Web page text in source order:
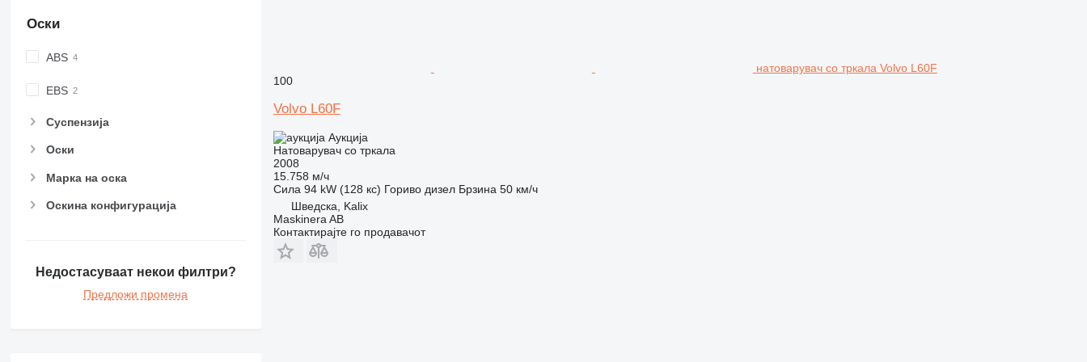
Оски
ABS
EBS
Суспензија
Оски
Марка на оска
Оскина конфигурација
Недостасуваат некои филтри?
Предложи промена
натоварувач со тркала Volvo L60F
100
Volvo L60F
Аукција
Натоварувач со тркала
2008
15.758 м/ч
Сила 94 kW (128 кс) Гориво дизел Брзина 50 км/ч
Шведска, Kalix
Maskinera AB
Контактирајте го продавачот